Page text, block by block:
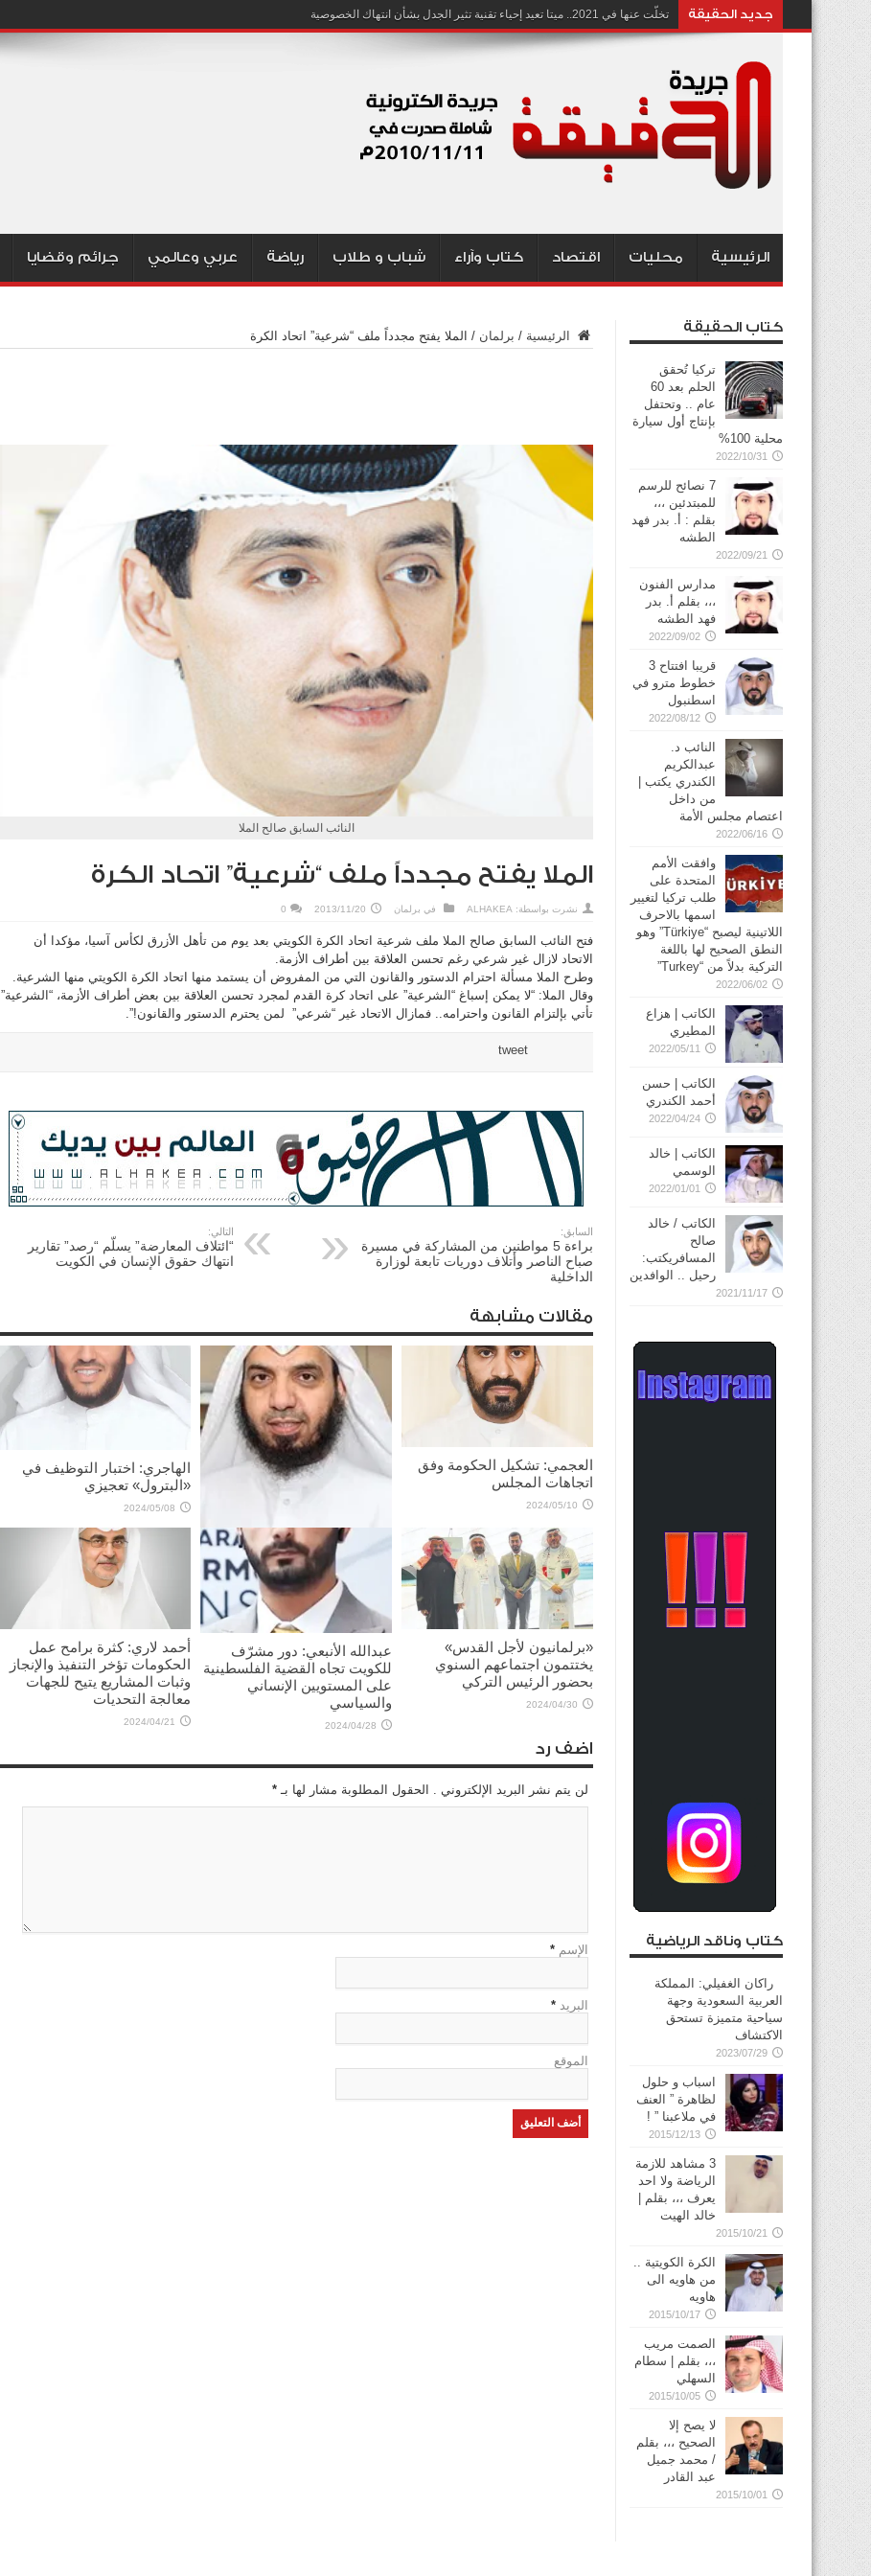
جديد الحقيقة تخلّت عنها في 2021.. ميتا تعيد إحياء تقنية تثير الجدل بشأن انتهاك الخصوصية
الرئيسية محليات اقتصاد كتاب وآراء شباب و طلاب رياضة عربي وعالمي جرائم وقضايا
الرئيسية / برلمان / الملا يفتح مجدداً ملف “شرعية” اتحاد الكرة
النائب السابق صالح الملا
الملا يفتح مجدداً ملف “شرعية” اتحاد الكرة
نشرت بواسطة: ALHAKEA في برلمان 2013/11/20
0
فتح النائب السابق صالح الملا ملف شرعية اتحاد الكرة الكويتي بعد يوم من تأهل الأزرق لكأس آسيا، مؤكدا أن
الاتحاد لازال غير شرعي رغم تحسن العلاقة بين أطراف الأزمة.
وطرح الملا مسألة احترام الدستور والقانون‏ التي من المفروض أن يستمد منها اتحاد الكرة الكويتي منها الشرعية.
وقال الملا: “لا يمكن إسباغ “الشرعية” على اتحاد كرة القدم لمجرد تحسن العلاقة بين بعض أطراف الأزمة، “الشرعية”
تأتي بإلتزام القانون واحترامه.. فمازال الاتحاد غير “شرعي” لمن يحترم الدستور والقانون!”.
tweet
السابق:
براءة 5 مواطنين من المشاركة في مسيرة
صباح الناصر وأتلاف دوريات تابعة لوزارة
الداخلية
التالي:
“ائتلاف المعارضة” يسلّم “رصد” تقارير
انتهاك حقوق الإنسان في الكويت
مقالات مشابهة
العجمي: تشكيل الحكومة وفق
اتجاهات المجلس
2024/05/10
محمد الداهوم: هموم المواطنين
إصلاح الطرق و«الصحة»
2024/05/10
الهاجري: اختبار التوظيف في
«البترول» تعجيزي
2024/05/08
«برلمانيون لأجل القدس»
يختتمون اجتماعهم السنوي
بحضور الرئيس التركي
2024/04/30
عبدالله الأنبعي: دور مشرّف
للكويت تجاه القضية الفلسطينية
على المستويين الإنساني
والسياسي
2024/04/28
أحمد لاري: كثرة برامح عمل
الحكومات تؤخر التنفيذ والإنجاز
وثبات المشاريع يتيح للجهات
معالجة التحديات
2024/04/21
اضف رد
لن يتم نشر البريد الإلكتروني . الحقول المطلوبة مشار لها بـ *
الإسم *
البريد *
الموقع
كتاب الحقيقة
تركيا تُحقق
الحلم بعد 60
عام .. وتحتفل
بإنتاج أول سيارة
محلية 100%
2022/10/31
7 نصائح للرسم
للمبتدئين ،،،
بقلم : أ. بدر فهد
الطشه
2022/09/21
مدارس الفنون
،،، بقلم أ. بدر
فهد الطشه
2022/09/02
قريبا افتتاح 3
خطوط مترو في
2022/08/12
النائب د.
عبدالكريم
الكندري يكتب |
من داخل
اعتصام مجلس الأمة
2022/06/16
وافقت الأمم
المتحدة على
طلب تركيا لتغيير
اسمها بالاحرف
اللاتينية ليصبح “Türkiye” وهو
النطق الصحيح لها باللغة
التركية بدلاً من “Turkey”
2022/06/02
الكاتب | هزاع
المطيري
2022/05/11
الكاتب | حسن
أحمد الكندري
2022/04/24
الكاتب | خالد
الوسمي
2022/01/01
الكاتب / خالد
صالح
المسافريكتب:
رحيل .. الوافدين
2021/11/17
كتاب وناقد الرياضية
راكان الغفيلي: المملكة
العربية السعودية وجهة
سياحية متميزة تستحق
الاكتشاف
2023/07/29
اسباب و حلول
لظاهرة ” العنف
في ملاعبنا ” !
2015/12/13
3 مشاهد للازمة
الرياضة ولا احد
يعرف ،،، بقلم |
خالد الهيت
2015/10/21
الكرة الكويتية ..
من هاويه الى
هاويه
2015/10/17
الصمت مريب
،،، بقلم | سطام
السهلي
2015/10/05
لا يصح إلا
الصحيح ،،، بقلم
/ محمد جميل
عبد القادر
2015/10/01